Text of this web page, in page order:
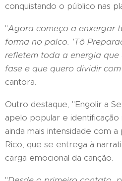
conquistando o público nas
"Agora começo a enxergar
forma no palco. 'Tô
refletem toda a energia
fase e que quero dividir
cantora.
Outro destaque, "Engolir a
apelo popular e identificação
ainda mais intensidade com
Rico, que se entrega à
carga emocional da canção.